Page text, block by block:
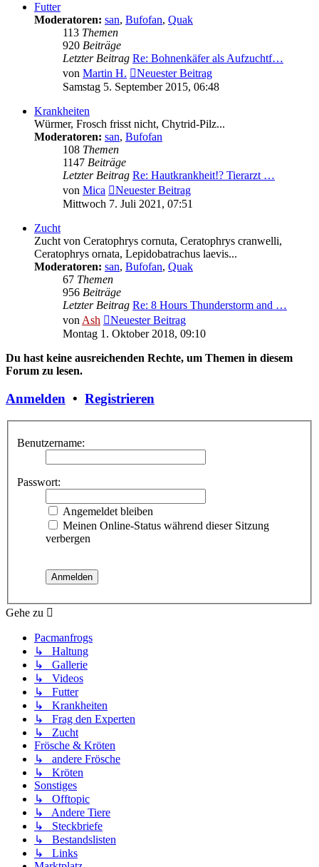
Futter
Moderatoren: san, Bufofan, Quak
113 Themen
920 Beiträge
Letzter Beitrag Re: Bohnenkäfer als Aufzuchtf…
von Martin H.
Neuester Beitrag
Samstag 5. September 2015, 06:48
Krankheiten
Würmer, Frosch frisst nicht, Chytrid-Pilz...
Moderatoren: san, Bufofan
108 Themen
1147 Beiträge
Letzter Beitrag Re: Hautkrankheit!? Tierarzt …
von Mica
Neuester Beitrag
Mittwoch 7. Juli 2021, 07:51
Zucht
Zucht von Ceratophrys cornuta, Ceratophrys cranwelli,
Ceratophrys ornata, Lepidobatrachus laevis...
Moderatoren: san, Bufofan, Quak
67 Themen
956 Beiträge
Letzter Beitrag Re: 8 Hours Thunderstorm and …
von Ash
Neuester Beitrag
Montag 1. Oktober 2018, 09:10
Du hast keine ausreichenden Rechte, um Themen in diesem
Forum zu lesen.
Anmelden • Registrieren
Benutzername:
Passwort:
Angemeldet bleiben
Meinen Online-Status während dieser Sitzung
verbergen
Gehe zu
Pacmanfrogs
↳ Haltung
↳ Gallerie
↳ Videos
↳ Futter
↳ Krankheiten
↳ Frag den Experten
↳ Zucht
Frösche & Kröten
↳ andere Frösche
↳ Kröten
Sonstiges
↳ Offtopic
↳ Andere Tiere
↳ Steckbriefe
↳ Bestandslisten
↳ Links